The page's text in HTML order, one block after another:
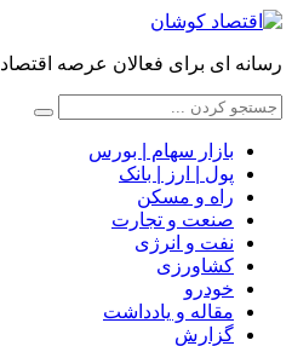
رسانه ای برای فعالان عرصه اقتصاد
بازار سهام | بورس
پول | ارز | بانک
راه و مسکن
صنعت و تجارت
نفت و انرژی
کشاورزی
خودرو
مقاله و یادداشت
گزارش